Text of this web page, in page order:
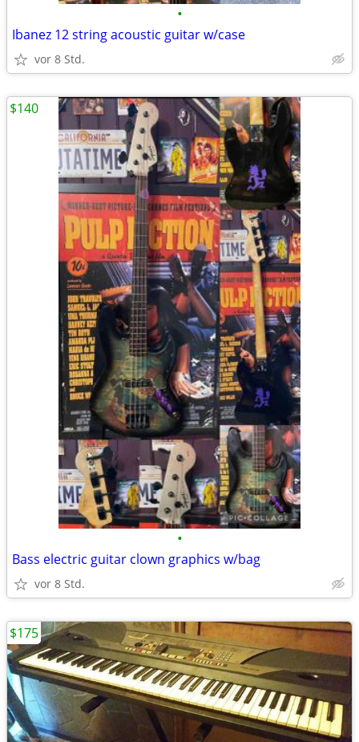
•
Ibanez 12 string acoustic guitar w/case
vor 8 Std.
•
Bass electric guitar clown graphics w/bag
vor 8 Std.
$140
$175